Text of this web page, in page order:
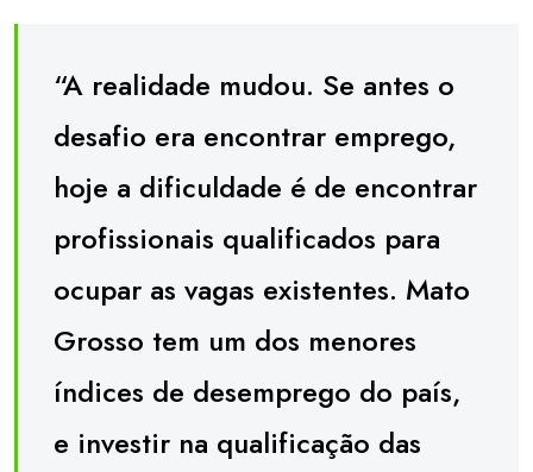
“A realidade mudou. Se antes o
desafio era encontrar emprego,
hoje a dificuldade é de encontrar
profissionais qualificados para
ocupar as vagas existentes. Mato
Grosso tem um dos menores
índices de desemprego do país,
e investir na qualificação das